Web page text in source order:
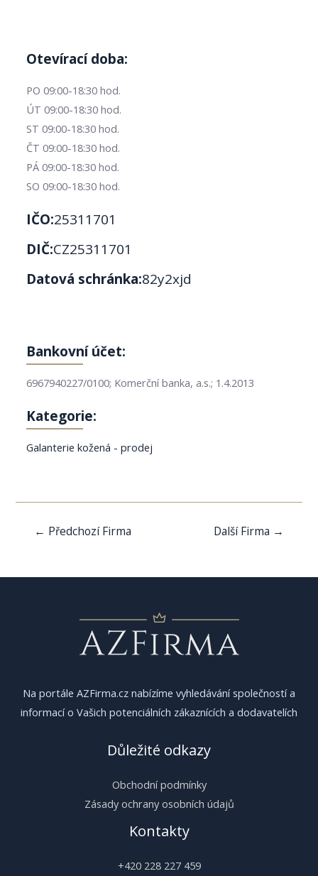
Otevírací doba:
PO 09:00-18:30 hod.
ÚT 09:00-18:30 hod.
ST 09:00-18:30 hod.
ČT 09:00-18:30 hod.
PÁ 09:00-18:30 hod.
SO 09:00-18:30 hod.
IČO:25311701
DIČ:CZ25311701
Datová schránka:82y2xjd
Bankovní účet:
6967940227/0100; Komerční banka, a.s.; 1.4.2013
Kategorie:
Galanterie kožená - prodej
Navigace
← Předchozí Firma Další Firma →
Na portále AZFirma.cz nabízíme vyhledávání společností a
informací o Vašich potenciálních zákaznících a dodavatelích
Důležité odkazy
Obchodní podmínky
Zásady ochrany osobních údajů
Kontakty
+420 228 227 459